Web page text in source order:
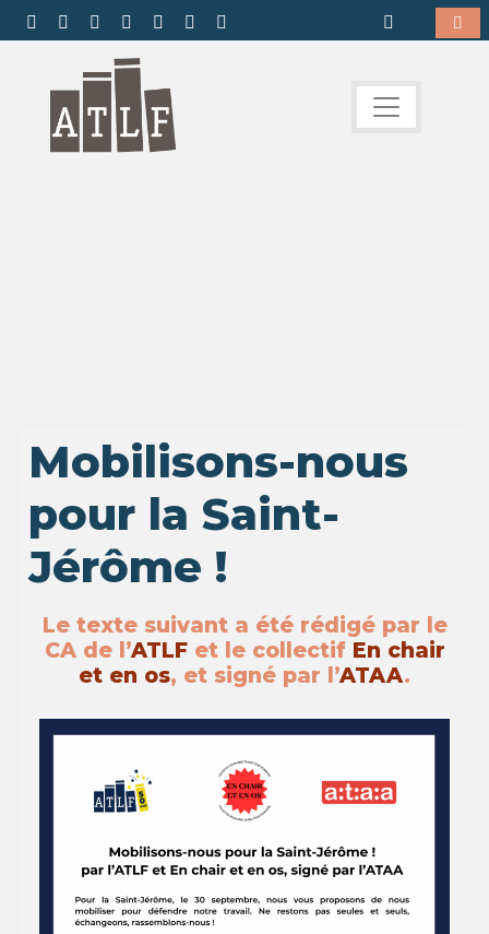
Mobilisons-nous
pour la Saint-
Jérôme !
Le texte suivant a été rédigé par le
CA de l’ATLFet le collectif En chair
et en os, et signé par l’ATAA.